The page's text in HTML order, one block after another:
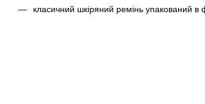
класичний шкіряний ремінь упакований в